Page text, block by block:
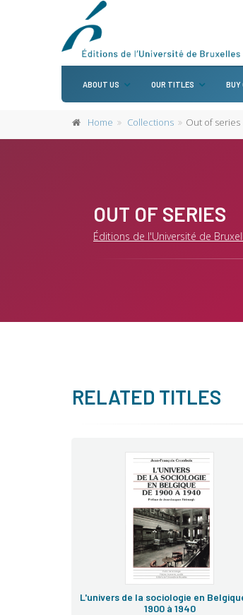
ABOUT US OUR TITLES BUY
Home Collections Out of series
OUT OF SERIES
Éditions de l'Université de
RELATED TITLES
L'univers de la sociologie en
1900 à 1940